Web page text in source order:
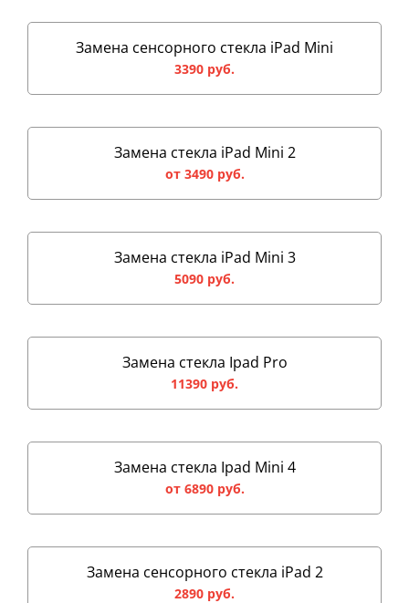
Замена сенсорного стекла iPad Mini
3390 руб.
Замена стекла iPad Mini 2
от 3490 руб.
Замена стекла iPad Mini 3
5090 руб.
Замена стекла Ipad Pro
11390 руб.
Замена стекла Ipad Mini 4
от 6890 руб.
Замена сенсорного стекла iPad 2
2890 руб.